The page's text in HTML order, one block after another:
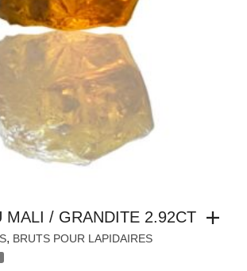
MALI / GRANDITE 2.92CT
, BRUTS POUR LAPIDAIRES